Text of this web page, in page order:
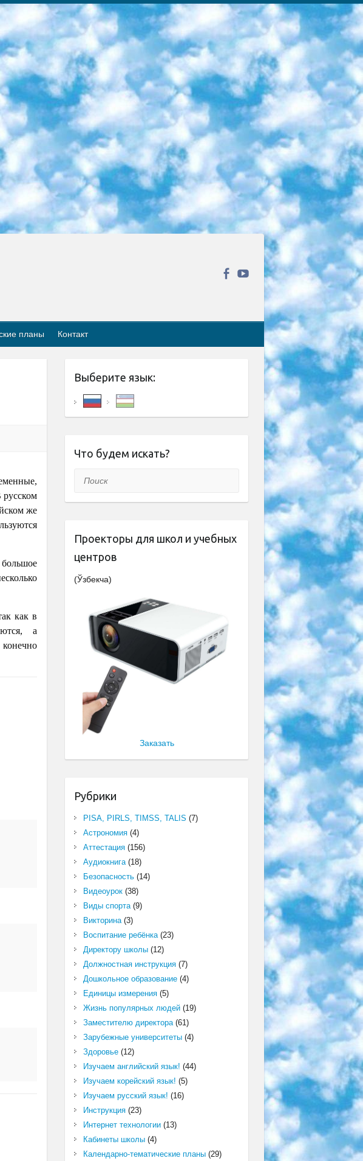
международными компаниями вроде Intel и Microsoft. Самостоятельное обучение бесплатное, но желающие могут оплатить услуги персональных наставников. 2. «Смартия» знакомит с актуальными профессиями и подсказывает, как им обучаться. Выбрав заинтересовавшую вас специальность — SMM-специалист, фотограф, веб-дизайнер или другую, — увидите список необходимых для неё умений. Чтобы вы могли освоить их самостоятельно, для каждого умения площадка отображает подборку ссылок на учебные материалы. Хотя «Смартия» ориентируется на русскоязычную аудиторию, часть контента всё же доступна только на английском. 3. «Лекторий Физтеха» Проект Московского физико-технического института (Физтеха). С его помощью вы можете смотреть онлайн серии лекций, записанные на видео в этом вузе. В числе доступных предметов — физика, биология, химия, информационные технологии и другие. К некоторым лекциям администрация ресурса прилагает готовые конспекты, которые можно скачивать в PDF-формате. 4. ITMOcourses Онлайн-площадка Санкт-Петербургского национального исследовательского университета информационных технологий, механики и оптики (ИТМО). Ресурс предоставляет свободный доступ к курсам, разработанным в этом вузе. Каталог материалов разбит на четыре категории: «Оптические системы и технологии», «Приборостроение и робототехника», «Информационные технологии» и «Биотехнологии». Курсы состоят из видеолекций, интерактивных демонстраций и заданий. 5. «КиберЛенинка» Электронная научная библиотека открытого доступа. Каталог площадки регулярно обрастает текстами статей из различных научных изданий. Сгруппированные по журналам и рубрикам публикации можно читать онлайн или скачивать целиком в PDF-формате. Проект нацелен на популяризацию науки за счёт открытого доступа к качественной информации. 6. «ПостНаука» На этом ресурсе публикуют подборки видеолекций, составленные экспертами из разных отраслей и объединённые общими темами. Среди них, к примеру, есть серии «Биоинформатика и геномика», «Культура средневековой Скандинавии» и Cinema Studies о теории кино. Каждая подборка лекций — логически связанная история, рассказанная экспертом от первого лица. Кроме того, на сайте появляются научно-образовательные статьи и тесты на разные темы. 7. «Newочём» Команда проекта «Newочём» отбирает самые интересные тексты из англоязычных СМИ и переводит те из них, за которые голосуют участники сообщества «ВКонтакте». По большей части это научно-популярные статьи. Редакторы придумывают лишь заголовки, в остальном содержание переводов соответствует оригиналам. Полные тексты можно читать прямо в социальной сети. 8. InternetUrok Онлайн-база материалов по основным дисциплинам школьной программы. Информация на сайте структурирована по классам, предметам и темам (урокам). Каждый урок состоит из видеолекций и конспектов. Есть также интерактивные тренажёры и тесты для закрепления пройденного материала. Даже если вы давно окончили школу, возможность повторить программу старших классов всегда может пригодиться. 9. Edutainme Ещё один ресурс об образовании. В отличие от Newtonew, как мне кажется, Edutainme больше ориентируется на представителей индустрии: педагогов, предпринимателей, разработчиков образовательных проектов. Но и любой, кто просто стремится к саморазвитию, найдёт на сайте много полезного и интересного для себя. Например, информацию о новых курсах и образовательных сервисах. 10. Newtonew Онлайн-медиа об образовании и обучении в широком смысле. Авторы Newtonew пишут об инструментах, заведениях, тактиках и стратегиях, которые помогают учить других и получать новые знания самостоятельно. На этой площадке вы найдёте новости, обзоры, аналитические мат
планы Контакт
же
как в
а
Выберите язык:
Что будем искать?
Поиск
Проекторы для школ и учебных
центров
(Ўзбекча)
Заказать
Рубрики
PISA, PIRLS, TIMSS, TALIS (7)
Астрономия(4)
Аттестация(156)
Аудиокнига(18)
Безопасность(14)
Видеоурок(38)
Виды спорта(9)
Викторина(3)
Воспитание ребёнка(23)
Директору школы(12)
Должностная инструкция(7)
Дошкольное образование(4)
Единицы измерения(5)
Жизнь популярных людей(19)
Заместителю директора(61)
Зарубежные университеты(4)
Здоровье(12)
Изучаем английский язык! (44)
Изучаем корейский язык! (5)
Изучаем русский язык! (16)
Инструкция(23)
Интернет технологии(13)
Кабинеты школы(4)
Календарно-тематические планы(29)